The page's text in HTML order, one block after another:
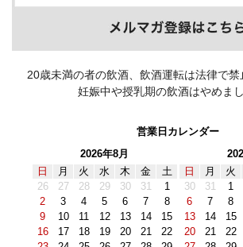
20歳未満の者の飲酒、飲酒運転は法律で禁
妊娠中や授乳期の飲酒はやめまし
営業日カレンダー
2026年8月
日
月 火 水 木 金
土
26
27 28 29 30 31
1
2
3 4 5 6 7
8
9
10 11 12 13 14
15
16
17 18 19 20 21
22
日
月 火
30
31 1
6
7 8
13
14 15
20
21 22